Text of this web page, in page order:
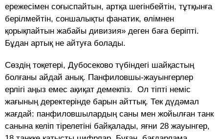
ережесімен соғыспайтын, артқа шегінбейтін, тұтқынға
берілмейтін, соншалықты фанатик, өлімнен
қорықпайтын жабайы дивизия» деген баға беріпті.
Бұдан артық не айтуға болады.
Сөздің тоқетері, Дубосеково түбіндегі шайқастың
болғаны айдай анық. Панфиловшы-жауынгерлер
ерлігі аңыз емес ақиқат демекпіз. Ол тіпті неміс
жағының деректерінде барын айттық. Тек дүдәмал
жағдай: панфиловшылардың саны мен жойылған танк
санына келіп тірелетіні байқалады, яғни 28 жауынгер,